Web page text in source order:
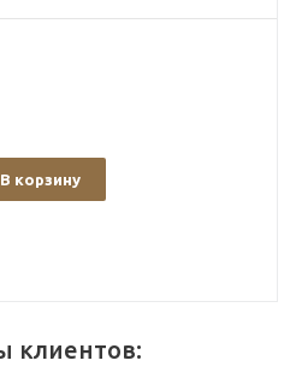
В корзину
клиентов: